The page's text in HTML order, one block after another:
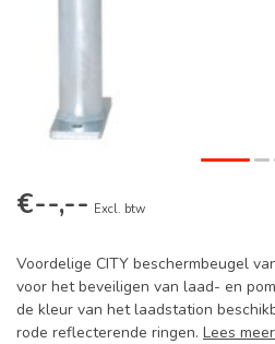
€--,-- Excl. btw
Voordelige CITY beschermbeugel
voor het beveiligen van laad- en
de kleur van het laadstation
rode reflecterende ringen. Lees meer